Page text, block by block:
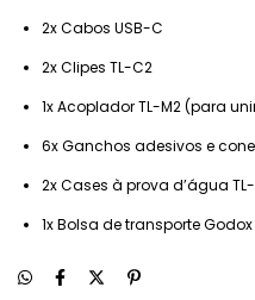
2x Cabos USB-C
2x Clipes TL-C2
1x Acoplador TL-M2 (para
6x Ganchos adesivos e
2x Cases à prova d’água
1x Bolsa de transporte Godox